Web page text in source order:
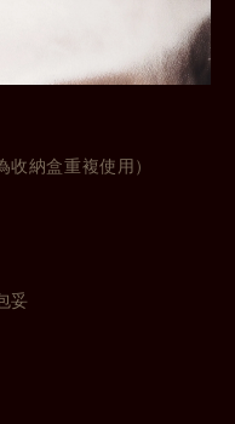
納盒重複使用）
妥